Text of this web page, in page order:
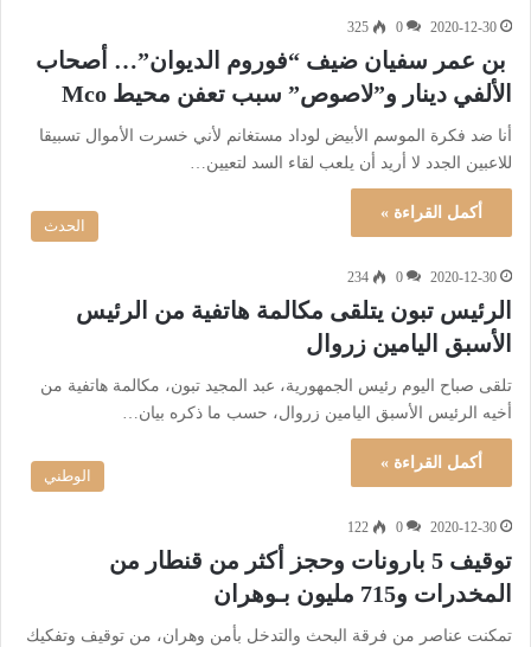
2020-12-30
0
325
بن عمر سفيان ضيف “فوروم الديوان”… أصحاب
الألفي دينار و”لاصوص” سبب تعفن محيط Mco
أنا ضد فكرة الموسم الأبيض لوداد مستغانم لأني خسرت الأموال تسبيقا
للاعبين الجدد لا أريد أن يلعب لقاء السد لتعيين…
أكمل القراءة »
الحدث
2020-12-30
0
234
الرئيس تبون يتلقى مكالمة هاتفية من الرئيس
الأسبق اليامين زروال
تلقى صباح اليوم رئيس الجمهورية، عبد المجيد تبون، مكالمة هاتفية من
أخيه الرئيس الأسبق اليامين زروال، حسب ما ذكره بيان…
أكمل القراءة »
الوطني
2020-12-30
0
122
توقيف 5 بارونات وحجز أكثر من قنطار من
المخدرات و715 مليون بـوهران
‎تمكنت عناصر من فرقة البحث والتدخل بأمن وهران، من توقيف وتفكيك